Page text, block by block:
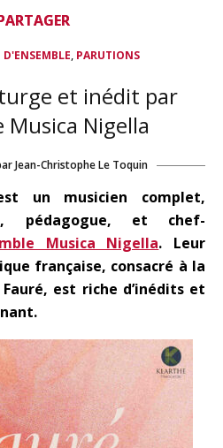
, PARUTIONS
et inédit par
Musica Nigella
Jean-Christophe Le Toquin
un musicien complet,
pédagogue, et chef-
Musica Nigella. Leur
française, consacré à la
est riche d’inédits et